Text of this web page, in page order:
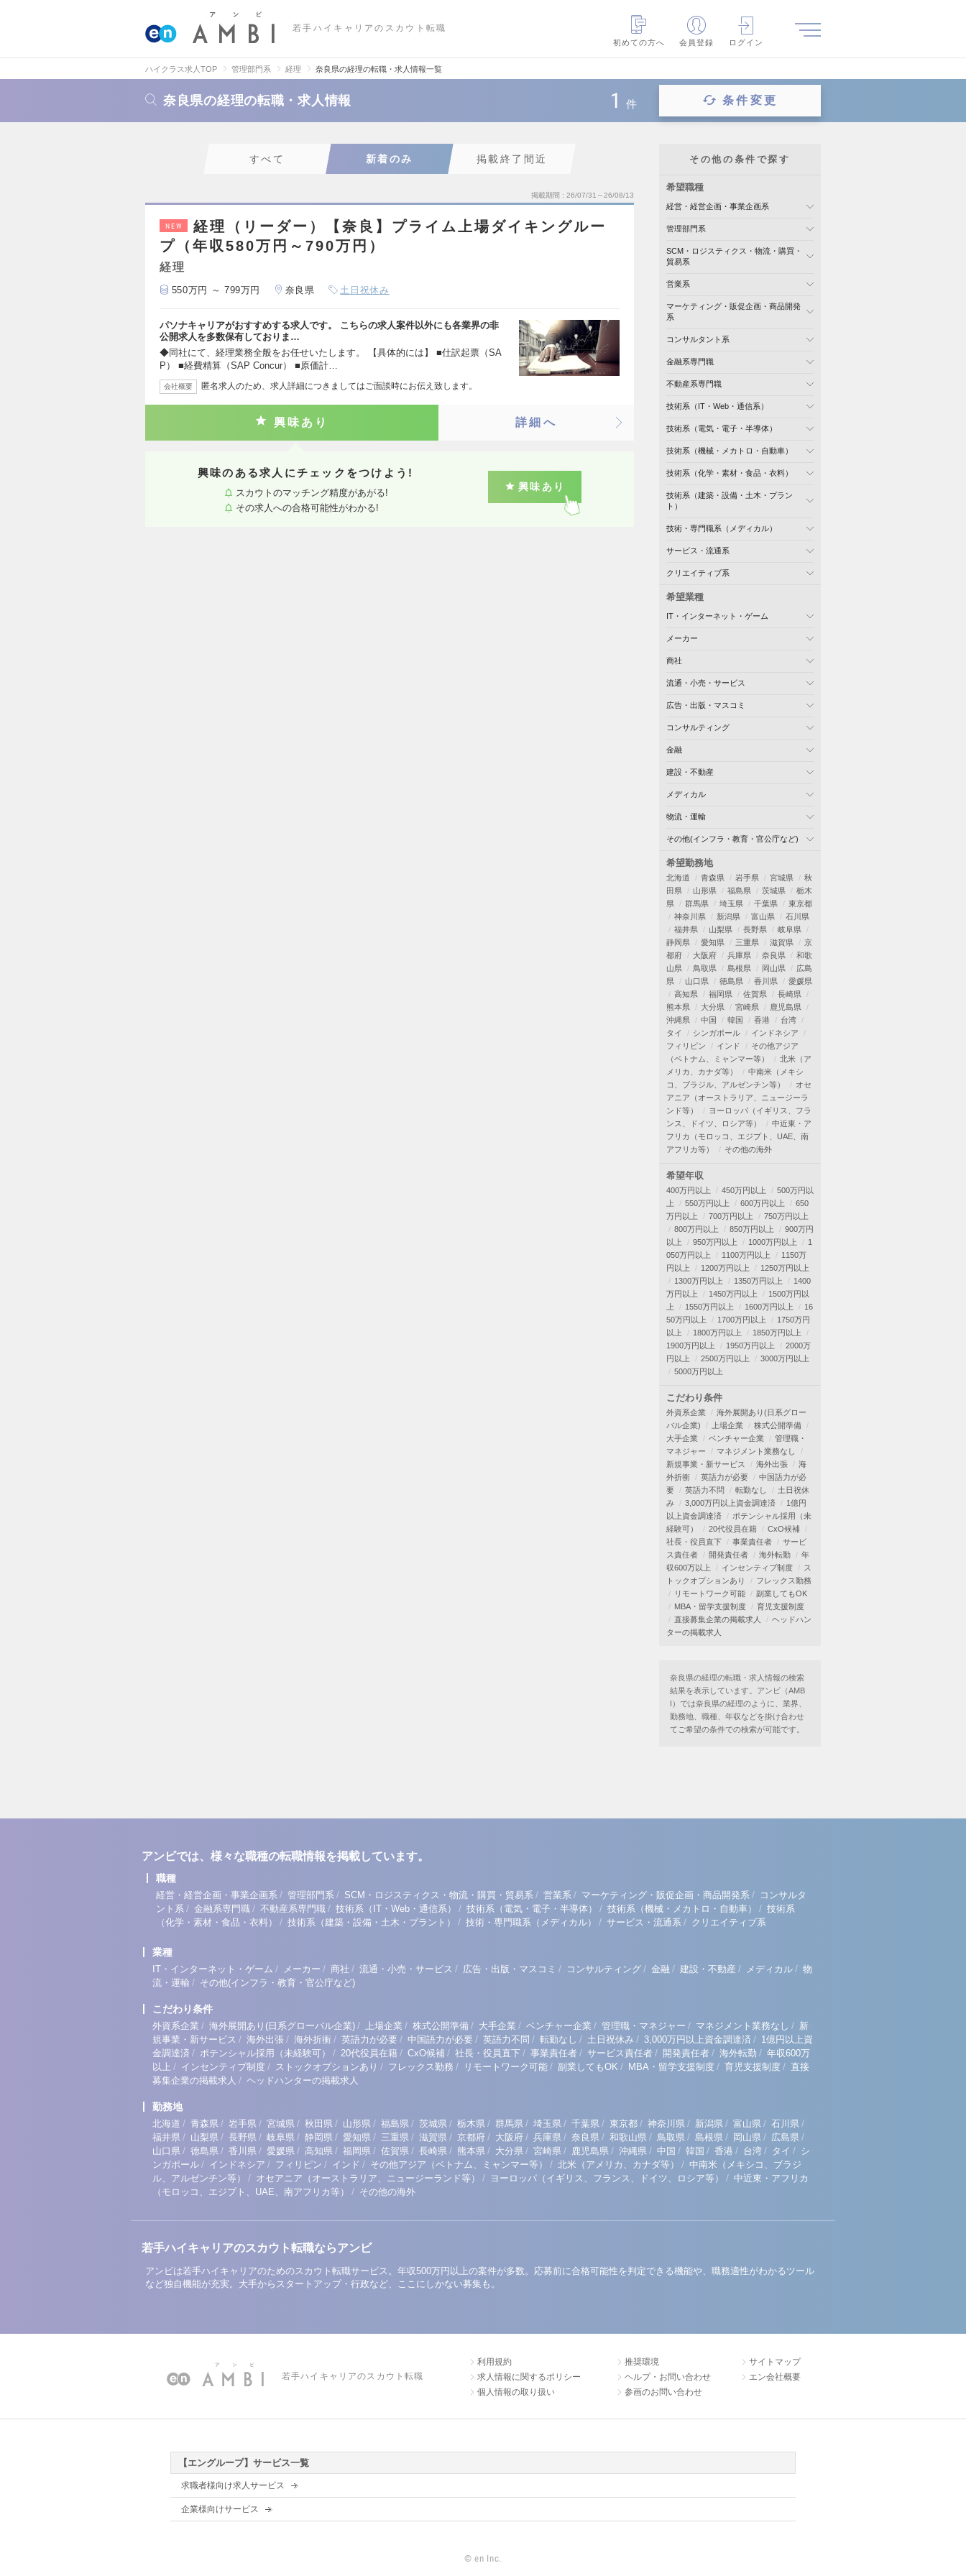
若手ハイキャリアのスカウト転職
初めての方へ
会員登録 ログイン
ハイクラス求人TOP 管理部門系 経理 奈良県の経理の転職・求人情報一覧
奈良県の経理の転職・求人情報 1 件 条件変更
すべて 新着のみ 掲載終了間近
掲載期間 26/07/31～26/08/13
NEW
経理（リーダー）【奈良】プライム上場ダイキングルー
プ（年収580万円～790万円）
経理
550万円 ～ 799万円 奈良県 土日祝休み
パソナキャリアがおすすめする求人です。 こちらの求人案件以外にも各業界の非
公開求人を多数保有しておりま…
◆同社にて、経理業務全般をお任せいたします。 【具体的には】 ■仕訳起票（SA
P） ■経費精算（SAP Concur） ■原価計…
会社概要 匿名求人のため、求人詳細につきましてはご面談時にお伝え致します。
興味あり 詳細へ
興味のある求人にチェックをつけよう!
スカウトのマッチング精度があがる!
その求人への合格可能性がわかる!
興味あり
その他の条件で探す
希望職種
経営・経営企画・事業企画系
管理部門系
SCM・ロジスティクス・物流・購買・
貿易系
営業系
マーケティング・販促企画・商品開発
系
コンサルタント系
金融系専門職
不動産系専門職
技術系（IT・Web・通信系）
技術系（電気・電子・半導体）
技術系（機械・メカトロ・自動車）
技術系（化学・素材・食品・衣料）
技術系（建築・設備・土木・プラン
ト）
技術・専門職系（メディカル）
サービス・流通系
クリエイティブ系
希望業種
IT・インターネット・ゲーム
メーカー
商社
流通・小売・サービス
広告・出版・マスコミ
コンサルティング
金融
建設・不動産
メディカル
物流・運輸
その他(インフラ・教育・官公庁など)
希望勤務地
北海道 青森県 岩手県 宮城県
秋
田県
山形県 福島県 茨城県
栃木
県
群馬県 埼玉県 千葉県
東京都
神奈川県
新潟県 富山県
石川県
福井県
山梨県 長野県
岐阜県
静岡県
愛知県 三重県 滋賀県
京
都府
大阪府 兵庫県 奈良県
和歌
山県
鳥取県 島根県 岡山県
広島
県
山口県 徳島県 香川県
愛媛県
高知県
福岡県 佐賀県
長崎県
熊本県
大分県 宮崎県
鹿児島県
沖縄県
中国 韓国 香港
台湾
タイ
シンガポール
インドネシア
フィリピン
インド
その他アジア
（ベトナム、ミャンマー等）
北米（ア
メリカ、カナダ等）
中南米（メキシ
コ、ブラジル、アルゼンチン等）
オセ
アニア（オーストラリア、ニュージーラ
ンド等）
ヨーロッパ（イギリス、フラ
ンス、ドイツ、ロシア等）
中近東・ア
フリカ（モロッコ、エジプト、UAE、南
アフリカ等）
その他の海外
希望年収
400万円以上 450万円以上
500万円以
上
550万円以上 600万円以上
650
万円以上
700万円以上
750万円以上
800万円以上
850万円以上
900万円
以上
950万円以上 1000万円以上
1
050万円以上
1100万円以上
1150万
円以上
1200万円以上
1250万円以上
1300万円以上
1350万円以上
1400
万円以上
1450万円以上
1500万円以
上
1550万円以上 1600万円以上
16
50万円以上
1700万円以上
1750万円
以上
1800万円以上
1850万円以上
1900万円以上
1950万円以上
2000万
円以上
2500万円以上
3000万円以上
5000万円以上
こだわり条件
外資系企業
海外展開あり(日系グロー
バル企業)
上場企業
株式公開準備
大手企業
ベンチャー企業
管理職・
マネジャー
マネジメント業務なし
新規事業・新サービス
海外出張
海
外折衝
英語力が必要
中国語力が必
要
英語力不問 転勤なし
土日祝休
み
3,000万円以上資金調達済
1億円
以上資金調達済
ポテンシャル採用（未
経験可）
20代役員在籍
CxO候補
社長・役員直下
事業責任者
サービ
ス責任者
開発責任者 海外転勤
年
収600万以上
インセンティブ制度
ス
トックオプションあり
フレックス勤務
リモートワーク可能
副業してもOK
MBA・留学支援制度
育児支援制度
直接募集企業の掲載求人
ヘッドハン
ターの掲載求人
奈良県の経理の転職・求人情報の検索
結果を表示しています。アンビ（AMB
I）では奈良県の経理のように、業界、
勤務地、職種、年収などを掛け合わせ
てご希望の条件での検索が可能です。
アンビでは、様々な職種の転職情報を掲載しています。
職種
経営・経営企画・事業企画系 / 管理部門系 / SCM・ロジスティクス・物流・購買・貿易系 / 営業系 / マーケティング・販促企画・商品開発系 / コンサルタ
ント系 / 金融系専門職 / 不動産系専門職 / 技術系（IT・Web・通信系） / 技術系（電気・電子・半導体） / 技術系（機械・メカトロ・自動車） / 技術系
（化学・素材・食品・衣料）
/ 技術系（建築・設備・土木・プラント） / 技術・専門職系（メディカル） / サービス・流通系 / クリエイティブ系
業種
IT・インターネット・ゲーム / メーカー / 商社 / 流通・小売・サービス / 広告・出版・マスコミ / コンサルティング / 金融 / 建設・不動産 / メディカル / 物
流・運輸 / その他(インフラ・教育・官公庁など)
こだわり条件
外資系企業 / 海外展開あり(日系グローバル企業) / 上場企業 / 株式公開準備 / 大手企業 / ベンチャー企業 / 管理職・マネジャー / マネジメント業務なし / 新
規事業・新サービス / 海外出張 / 海外折衝 / 英語力が必要 / 中国語力が必要 / 英語力不問 / 転勤なし / 土日祝休み / 3,000万円以上資金調達済 / 1億円以上資
金調達済 / ポテンシャル採用（未経験可） / 20代役員在籍 / CxO候補 / 社長・役員直下 / 事業責任者 / サービス責任者 / 開発責任者 / 海外転勤 / 年収600万
以上 / インセンティブ制度 / ストックオプションあり / フレックス勤務 / リモートワーク可能 / 副業してもOK / MBA・留学支援制度 / 育児支援制度 / 直接
募集企業の掲載求人 / ヘッドハンターの掲載求人
勤務地
北海道 / 青森県 / 岩手県 / 宮城県 / 秋田県 / 山形県 / 福島県 / 茨城県 / 栃木県 / 群馬県 / 埼玉県 / 千葉県 / 東京都 / 神奈川県 / 新潟県 / 富山県 / 石川県 /
福井県 / 山梨県 / 長野県 / 岐阜県 / 静岡県 / 愛知県 / 三重県 / 滋賀県 / 京都府 / 大阪府 / 兵庫県 / 奈良県 / 和歌山県 / 鳥取県 / 島根県 / 岡山県 / 広島県 /
山口県 / 徳島県 / 香川県 / 愛媛県 / 高知県 / 福岡県 / 佐賀県 / 長崎県 / 熊本県 / 大分県 / 宮崎県 / 鹿児島県 / 沖縄県 / 中国 / 韓国 / 香港 / 台湾 / タイ / シ
ンガポール / インドネシア / フィリピン / インド / その他アジア（ベトナム、ミャンマー等） / 北米（アメリカ、カナダ等） / 中南米（メキシコ、ブラジ
ル、アルゼンチン等）
/ オセアニア（オーストラリア、ニュージーランド等） / ヨーロッパ（イギリス、フランス、ドイツ、ロシア等） / 中近東・アフリカ
（モロッコ、エジプト、UAE、南アフリカ等）
/ その他の海外
若手ハイキャリアのスカウト転職ならアンビ
アンビは若手ハイキャリアのためのスカウト転職サービス。年収500万円以上の案件が多数。応募前に合格可能性を判定できる機能や、職務適性がわかるツール
など独自機能が充実。大手からスタートアップ・行政など、ここにしかない募集も。
若手ハイキャリアのスカウト転職
利用規約
求人情報に関するポリシー
個人情報の取り扱い
推奨環境
ヘルプ・お問い合わせ
参画のお問い合わせ
サイトマップ
エン会社概要
【エングループ】サービス一覧
求職者様向け求人サービス
企業様向けサービス
© en Inc.